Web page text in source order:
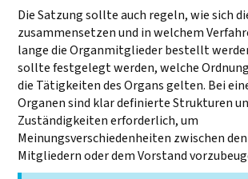
Die Satzung sollte auch regeln, wie sich
zusammensetzen und in welchem
lange die Organmitglieder bestellt
sollte festgelegt werden, welche
die Tätigkeiten des Organs gelten. Bei
Organen sind klar definierte Strukturen
Zuständigkeiten erforderlich, um
Meinungsverschiedenheiten zwischen
Mitgliedern oder dem Vorstand